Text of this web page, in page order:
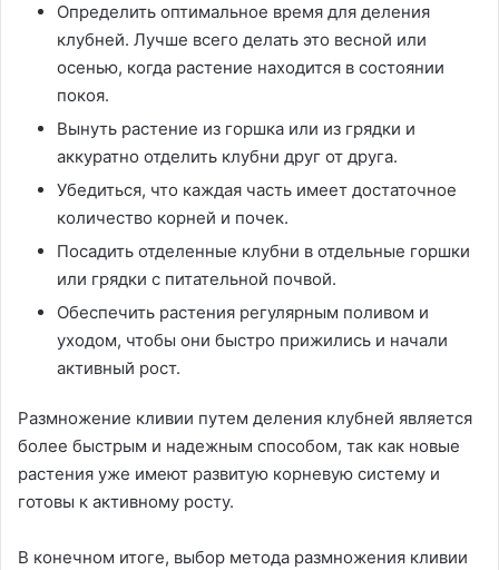
Определить оптимальное время для деления
клубней. Лучше всего делать это весной или
осенью, когда растение находится в состоянии
покоя.
Вынуть растение из горшка или из грядки и
аккуратно отделить клубни друг от друга.
Убедиться, что каждая часть имеет достаточное
количество корней и почек.
Посадить отделенные клубни в отдельные горшки
или грядки с питательной почвой.
Обеспечить растения регулярным поливом и
уходом, чтобы они быстро прижились и начали
активный рост.
Размножение кливии путем деления клубней является
более быстрым и надежным способом, так как новые
растения уже имеют развитую корневую систему и
готовы к активному росту.
В конечном итоге, выбор метода размножения кливии